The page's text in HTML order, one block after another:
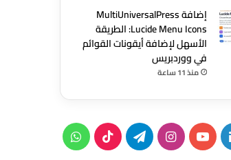
إضافة MultiUniversalPress
Lucide Menu Icons: الطريقة
الأسهل لإضافة أيقونات القوائم
في ووردبريس
منذ 11 ساعة
لينكدإن‫YouTubeانستقرامتيلقرام‫TikTokواتساب